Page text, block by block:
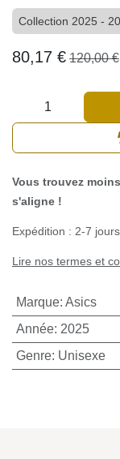
Collection 2025 -
80,17€ 120,00€
Vous trouvez
on s'aligne !
Expédition : 2-7
Lire nos termes et
Marque:Asics
Année: 2025
Genre: Unisexe